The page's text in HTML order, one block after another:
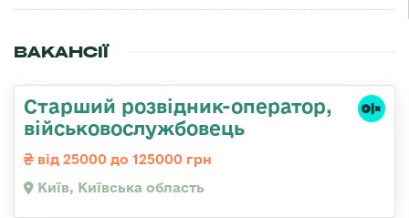
ВАКАНСІЇ
Стаpший pозвідник-опеpатоp,
військовослужбовець
від 25000 до 125000 грн
Київ, Київська область